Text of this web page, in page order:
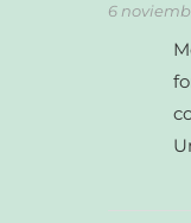
6